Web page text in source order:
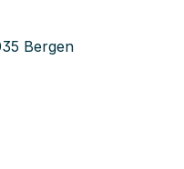
Bergen